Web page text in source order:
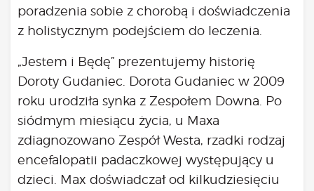
poradzenia sobie z chorobą i doświadczenia
z holistycznym podejściem do leczenia.
„Jestem i Będę” prezentujemy historię
Doroty Gudaniec . Dorota Gudaniec w 2009
roku urodziła synka z Zespołem Downa. Po
siódmym miesiącu życia, u Maxa
zdiagnozowano Zespół Westa, rzadki rodzaj
encefalopatii padaczkowej występujący u
dzieci. Max doświadczał od kilkudziesięciu